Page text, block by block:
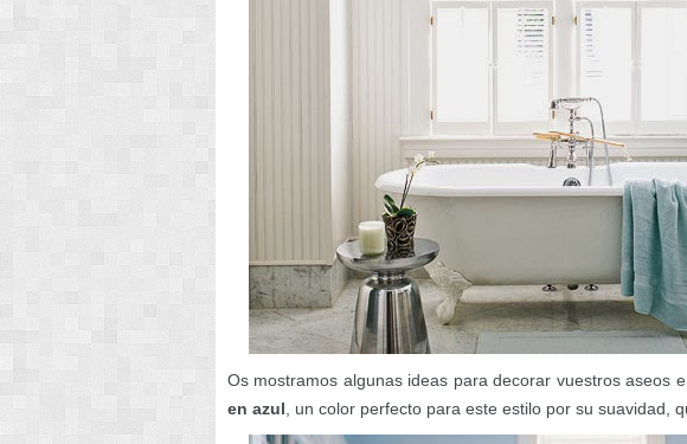
Os mostramos algunas ideas para decorar vuestros aseos
en azul , un color perfecto para este estilo por su suavidad,